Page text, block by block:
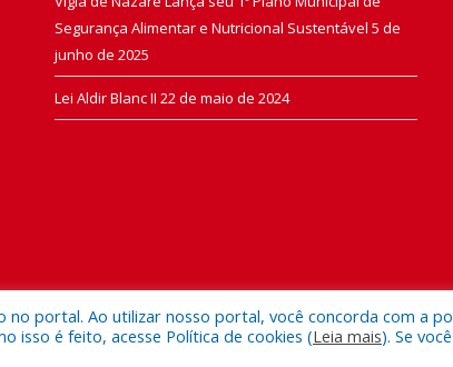
Segurança Alimentar e Nutricional Sustentável 5 de
junho de 2025
Lei Aldir Blanc II 22 de maio de 2024
de Nazaré.
no portal. Ao utilizar nosso portal, você concorda com a
isso é feito, acesse Política de cookies (Leia mais). Se você